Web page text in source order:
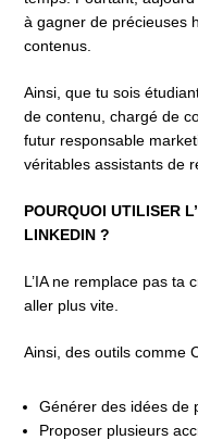
à gagner de précieuses
contenus.
Ainsi, que tu sois
de contenu, chargé de
futur responsable
véritables assistants de
POURQUOI UTILISER
LINKEDIN ?
L’IA ne remplace pas ta
aller plus vite.
Ainsi, des outils comme
Générer des idées de
Proposer plusieurs